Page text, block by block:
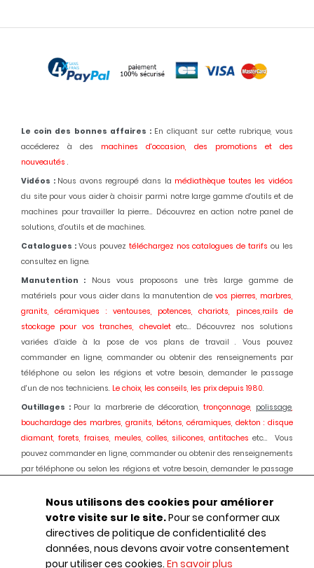
Le coin des bonnes affaires : En cliquant sur cette rubrique, vous
accéderez à des machines d'occasion, des promotions et des
nouveautés .
Vidéos : Nous avons regroupé dans la médiathèque toutes les vidéos
du site pour vous aider à choisir parmi notre large gamme d'outils et de
machines pour travailler la pierre... Découvrez en action notre panel de
solutions, d'outils et de machines.
Catalogues : Vous pouvez téléchargez nos catalogues de tarifs ou les
consultez en ligne.
Manutention : Nous vous proposons une très large gamme de
matériels pour vous aider dans la manutention devos pierres, marbres,
granits, céramiques : ventouses, potences, chariots, pinces,rails de
stockage pour vos tranches, chevalet etc... Découvrez nos solutions
variées d’aide à la pose de vos plans de travail . Vous pouvez
commander en ligne, commander ou obtenir des renseignements par
téléphone ou selon les régions et votre besoin, demander le passage
d'un de nos techniciens. Le choix, les conseils, les prix depuis 1980.
Outillages : Pour la marbrerie de décoration,tronçonnage, polissage,
bouchardage des marbres, granits, bétons, céramiques, dekton : disque
diamant, forets, fraises, meules, colles, silicones, antitaches etc... Vous
pouvez commander en ligne, commander ou obtenir des renseignements
par téléphone ou selon les régions et votre besoin, demander le passage
Machines : Pour la marbrerie de décoration, usinage etpolissage
marbres, granits, bétons, céramiques, dekton :Débiteuses, découpes jet
polissageautomatique des chants, centres d'usinages 3 et 5 axes,
robot, fil diamant, traitement des boues, aspiration des poussières,
ponçage de sols marbres et granits, équipements portatifs en
Nous utilisons des cookies pour améliorer
votre visite sur le site.Pour se conformer aux
directives de politique de confidentialité des
données, nous devons avoir votre consentement
pour utiliser ces cookies. En savoir plus